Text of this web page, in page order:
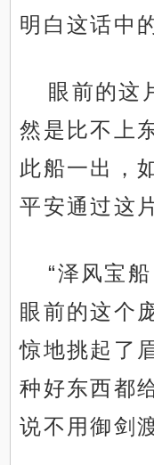
明白这话中
眼前的这
然是比不上
此船一出，
平安通过这
“泽风宝
眼前的这个
惊地挑起了
种好东西都
说不用御剑